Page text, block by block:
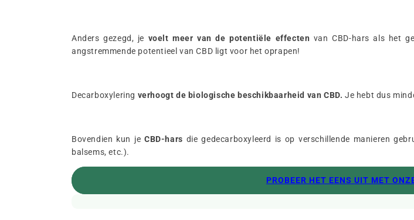
Anders gezegd, je voelt meer van de potentiële effecten van CBD-hars als het
angstremmende potentieel van CBD ligt voor het oprapen!
Decarboxylering verhoogt de biologische beschikbaarheid van CBD.Je hebt dus
Bovendien kun je CBD-hars die gedecarboxyleerd is op verschillende manieren
balsems, etc.).
PROBEER HET EENS UIT MET